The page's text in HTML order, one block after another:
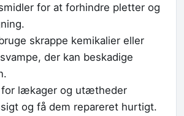
for at forhindre pletter og
skrappe kemikalier eller
der kan beskadige
for lækager og utætheder
og få dem repareret hurtigt.